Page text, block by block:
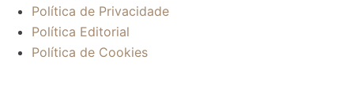
Política de Privacidade
Política Editorial
Política de Cookies